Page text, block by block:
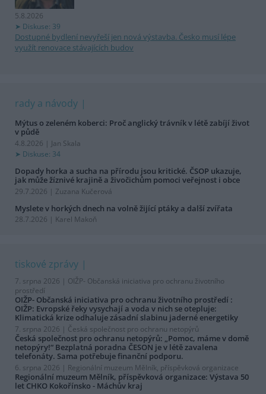
5.8.2026
Diskuse: 39
Dostupné bydlení nevyřeší jen nová výstavba. Česko musí lépe
využít renovace stávajících budov
rady a návody
Mýtus o zeleném koberci: Proč anglický trávník v létě zabíjí život
v půdě
4.8.2026 | Jan Skala
Diskuse: 34
Dopady horka a sucha na přírodu jsou kritické. ČSOP ukazuje,
jak může žíznivé krajině a živočichům pomoci veřejnost i obce
29.7.2026 | Zuzana Kučerová
Myslete v horkých dnech na volně žijící ptáky a další zvířata
28.7.2026 | Karel Makoň
tiskové zprávy
7. srpna 2026 | OIŽP- Občanská iniciativa pro ochranu životního
prostředí
OIŽP- Občanská iniciativa pro ochranu životního prostředí :
OIŽP: Evropské řeky vysychají a voda v nich se otepluje:
Klimatická krize odhaluje zásadní slabinu jaderné energetiky
7. srpna 2026 | Česká společnost pro ochranu netopýrů
Česká společnost pro ochranu netopýrů: „Pomoc, máme v domě
netopýry!“ Bezplatná poradna ČESON je v létě zavalena
telefonáty. Sama potřebuje finanční podporu.
6. srpna 2026 | Regionální muzeum Mělník, příspěvková organizace
Regionální muzeum Mělník, příspěvková organizace: Výstava 50
let CHKO Kokořínsko - Máchův kraj